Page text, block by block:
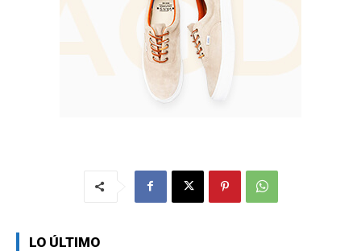
LO ÚLTIMO